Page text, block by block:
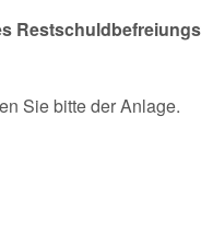
Sie bitte der Anlage.